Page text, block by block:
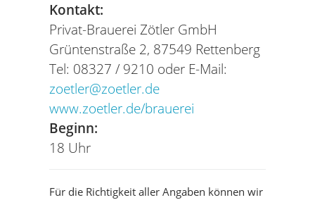
Kontakt:
Privat-Brauerei Zötler GmbH
Grüntenstraße 2, 87549 Rettenberg
Tel: 08327 / 9210 oder E-Mail:
zoetler@zoetler.de
www.zoetler.de/brauerei
Beginn:
18 Uhr
Für die Richtigkeit aller Angaben können wir